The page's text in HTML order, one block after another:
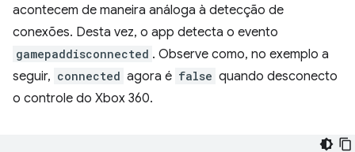
acontecem de maneira análoga à detecção de
conexões. Desta vez, o app detecta o evento
gamepaddisconnected . Observe como, no exemplo a
seguir, connected agora é false quando desconecto
o controle do Xbox 360.